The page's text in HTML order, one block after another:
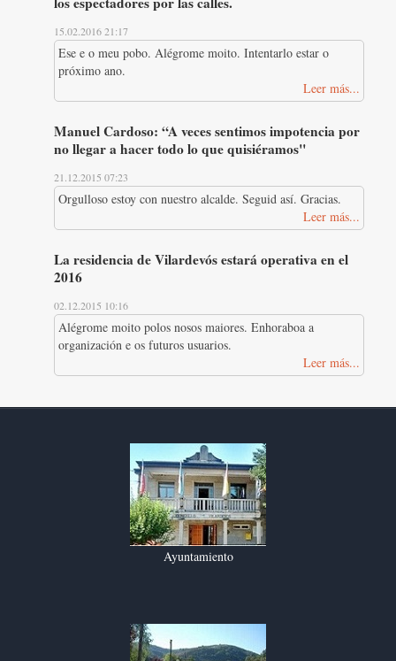
15.02.2016 21:17
Ese e o meu pobo. Alégrome moito. Intentarlo estar o
próximo ano.
Leer más...
Manuel Cardoso: “A veces sentimos impotencia por
no llegar a hacer todo lo que quisiéramos"
21.12.2015 07:23
Orgulloso estoy con nuestro alcalde. Seguid así. Gracias.
Leer más...
La residencia de Vilardevós estará operativa en el
2016
02.12.2015 10:16
Alégrome moito polos nosos maiores. Enhoraboa a
organización e os futuros usuarios.
Leer más...
Ayuntamiento